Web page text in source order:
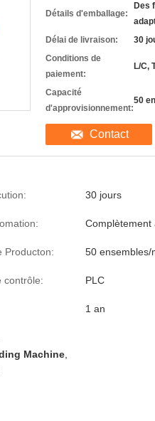
Détails d'emballage:
Des
Délai de livraison:
30
Conditions de
paiement:
L/C,
Capacité
d'approvisionnement:
50
Contact
30 jours
Complètement
Producton: 50 ensembles/
contrôle: PLC
1 an
Machine